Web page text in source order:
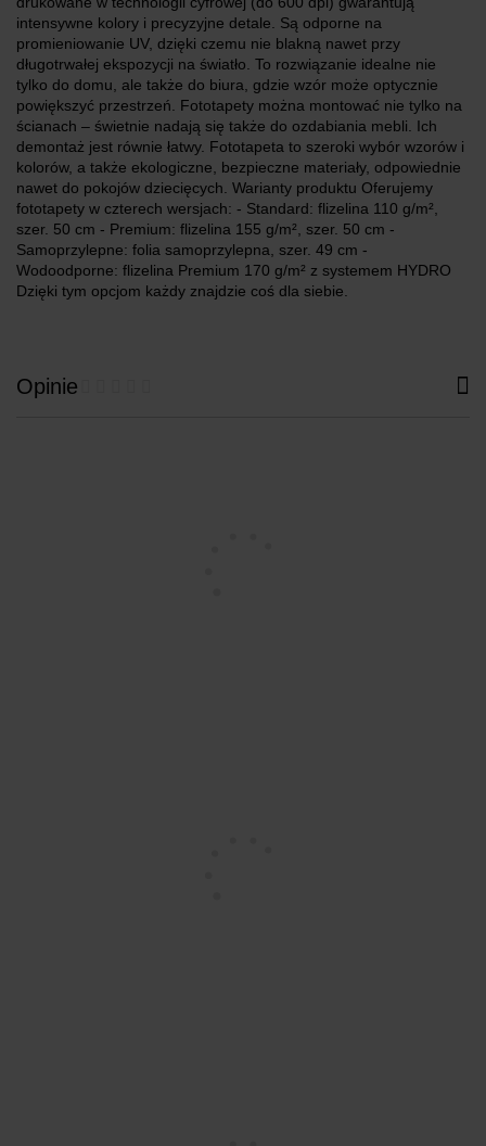
intensywne kolory i precyzyjne detale. Są odporne na
promieniowanie UV, dzięki czemu nie blakną nawet przy
długotrwałej ekspozycji na światło. To rozwiązanie idealne nie
tylko do domu, ale także do biura, gdzie wzór może optycznie
powiększyć przestrzeń. Fototapety można montować nie tylko na
ścianach – świetnie nadają się także do ozdabiania mebli. Ich
demontaż jest równie łatwy. Fototapeta to szeroki wybór wzorów i
kolorów, a także ekologiczne, bezpieczne materiały, odpowiednie
nawet do pokojów dziecięcych. Warianty produktu Oferujemy
fototapety w czterech wersjach: - Standard: flizelina 110 g/m²,
szer. 50 cm - Premium: flizelina 155 g/m², szer. 50 cm -
Samoprzylepne: folia samoprzylepna, szer. 49 cm -
Wodoodporne: flizelina Premium 170 g/m² z systemem HYDRO
Dzięki tym opcjom każdy znajdzie coś dla siebie.
Opinie